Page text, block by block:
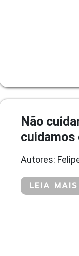
Não
cuidamos
Autores:
LEIA MAIS